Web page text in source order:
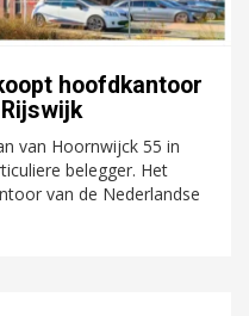
hoofdkantoor
van Hoornwijck 55 in
belegger. Het
van de Nederlandse